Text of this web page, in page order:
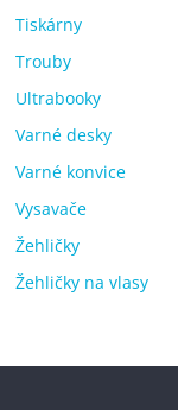
Tiskárny
Trouby
Ultrabooky
Varné desky
Varné konvice
Vysavače
Žehličky
Žehličky na vlasy